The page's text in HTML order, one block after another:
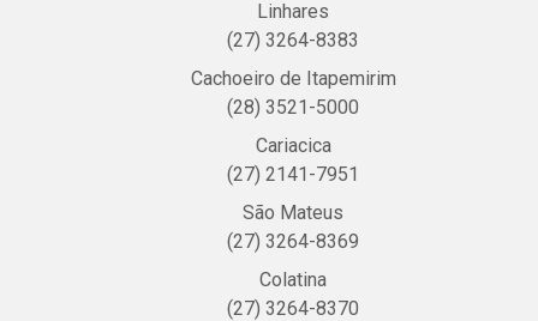
Linhares
(27) 3264-8383
Cachoeiro de Itapemirim
(28) 3521-5000
Cariacica
(27) 2141-7951
São Mateus
(27) 3264-8369
Colatina
(27) 3264-8370